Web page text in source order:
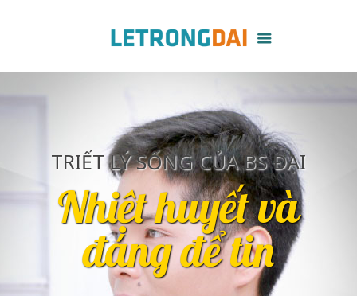
TRIẾT LÝ SỐNG CỦA BS ĐẠI
Nhiệt huyết và
đáng để tin